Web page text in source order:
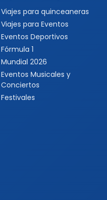
Viajes para quinceaneras
Viajes para Eventos
Eventos Deportivos
Fórmula 1
Mundial 2026
Eventos Musicales y
Conciertos
Festivales